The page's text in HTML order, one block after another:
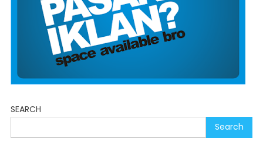
SEARCH
Search